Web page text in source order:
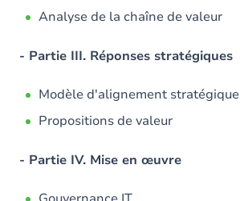
Analyse de la chaîne de valeur
- Partie III. Réponses stratégiques
Modèle d'alignement stratégique
Propositions de valeur
- Partie IV. Mise en œuvre